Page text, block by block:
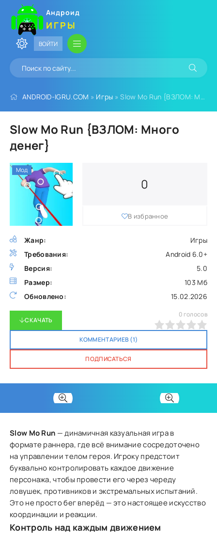
Андроид
ИГРЫ
ВОЙТИ
ANDROID-IGRU.COM » Игры » Slow Mo Run {ВЗЛОМ: Много денег}
Slow Mo Run {ВЗЛОМ: Много
денег}
Жанр:
Игры
Требования:
Android 6.0+
Версия:
5.0
Размер:
103 Мб
Обновлено:
15.02.2026
0
В избранное
СКАЧАТЬ
КОММЕНТАРИЕВ (1)
ПОДПИСАТЬСЯ
0 голосов
Мод
Slow Mo Run — динамичная казуальная игра в
формате раннера, где всё внимание сосредоточено
на управлении телом героя. Игроку предстоит
буквально контролировать каждое движение
персонажа, чтобы провести его через череду
ловушек, противников и экстремальных испытаний.
Это не просто бег вперёд — это настоящее искусство
координации и реакции.
Контроль над каждым движением